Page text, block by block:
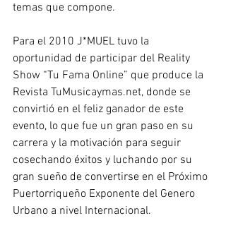
temas que compone.
Para el 2010 J*MUEL tuvo la
oportunidad de participar del Reality
Show “Tu Fama Online” que produce la
Revista TuMusicaymas.net, donde se
convirtió en el feliz ganador de este
evento, lo que fue un gran paso en su
carrera y la motivación para seguir
cosechando éxitos y luchando por su
gran sueño de convertirse en el Próximo
Puertorriqueño Exponente del Genero
Urbano a nivel Internacional.